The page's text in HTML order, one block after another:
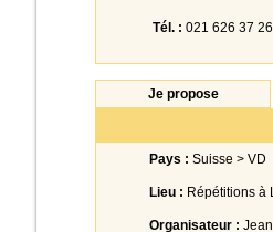
Tél. : 021 626 37 26
Je propose
Pays : Suisse > VD
Lieu : Répétitions à
Organisateur :